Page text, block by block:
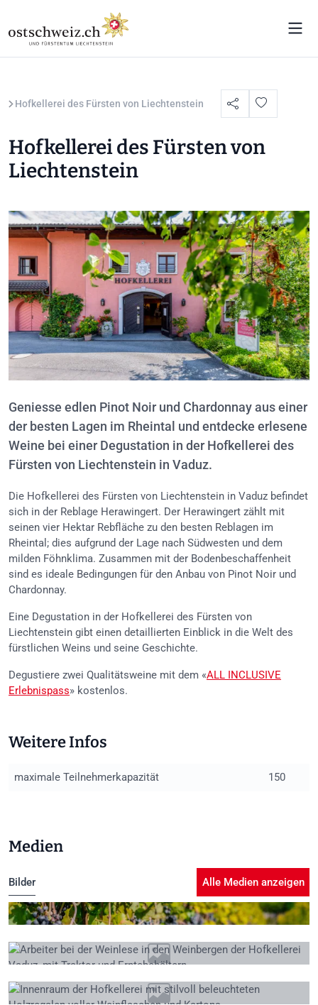
Hofkellerei des Fürsten von Liechtenstein
Hofkellerei des Fürsten von
Liechtenstein
Geniesse edlen Pinot Noir und Chardonnay aus einer
der besten Lagen im Rheintal und entdecke erlesene
Weine bei einer Degustation in der Hofkellerei des
Fürsten von Liechtenstein in Vaduz.
Die Hofkellerei des Fürsten von Liechtenstein in Vaduz befindet
sich in der Reblage Herawingert. Der Herawingert zählt mit
seinen vier Hektar Rebfläche zu den besten Reblagen im
Rheintal; dies aufgrund der Lage nach Südwesten und dem
milden Föhnklima. Zusammen mit der Bodenbeschaffenheit
sind es ideale Bedingungen für den Anbau von Pinot Noir und
Chardonnay.
Eine Degustation in der Hofkellerei des Fürsten von
Liechtenstein gibt einen detaillierten Einblick in die Welt des
fürstlichen Weins und seine Geschichte.
Degustiere zwei Qualitätsweine mit dem «ALL INCLUSIVE
Erlebnispass» kostenlos.
Weitere Infos
maximale Teilnehmerkapazität 150
Medien
Bilder Alle Medien anzeigen